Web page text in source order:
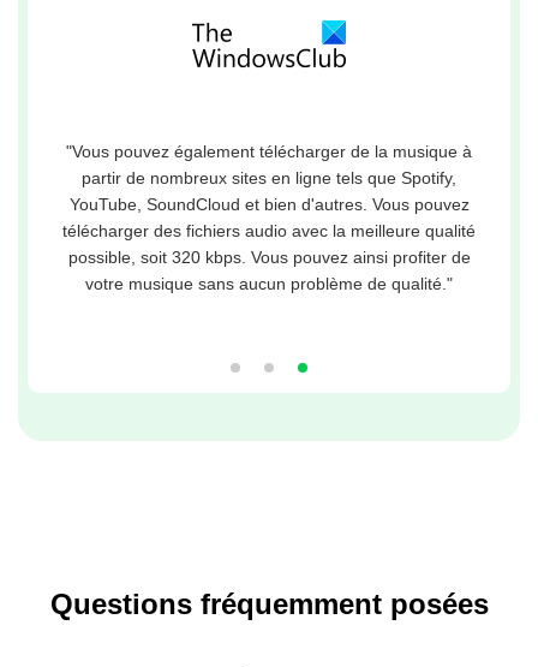
"Vous pouvez également télécharger de la musique à
partir de nombreux sites en ligne tels que Spotify,
YouTube, SoundCloud et bien d'autres. Vous pouvez
télécharger des fichiers audio avec la meilleure qualité
possible, soit 320 kbps. Vous pouvez ainsi profiter de
votre musique sans aucun problème de qualité."
Questions fréquemment posées